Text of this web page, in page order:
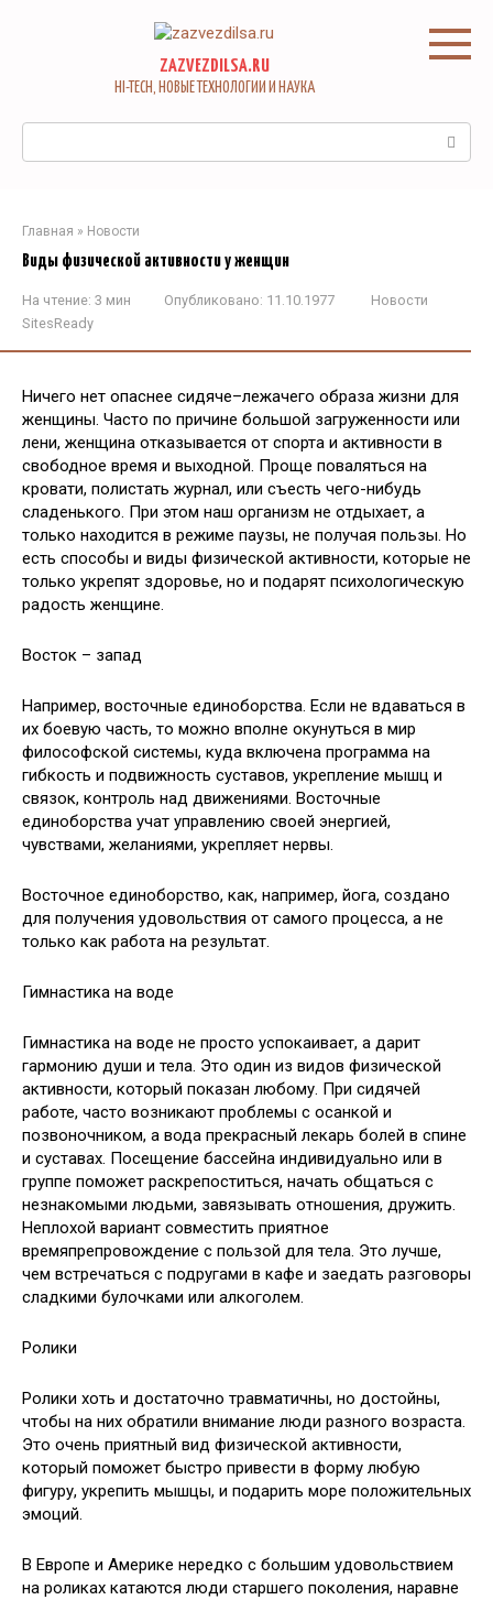
ZAZVEZDILSA.RU
HI-TECH, НОВЫЕ ТЕХНОЛОГИИ И НАУКА
Главная » Новости
Виды физической активности у женщин
На чтение: 3 мин Опубликовано: 11.10.1977
Новости
SitesReady
Ничего нет опаснее сидяче–лежачего образа жизни для
женщины. Часто по причине большой загруженности или
лени, женщина отказывается от спорта и активности в
свободное время и выходной. Проще поваляться на
кровати, полистать журнал, или съесть чего-нибудь
сладенького. При этом наш организм не отдыхает, а
только находится в режиме паузы, не получая пользы. Но
есть способы и виды физической активности, которые не
только укрепят здоровье, но и подарят психологическую
радость женщине.
Восток – запад
Например, восточные единоборства. Если не вдаваться в
их боевую часть, то можно вполне окунуться в мир
философской системы, куда включена программа на
гибкость и подвижность суставов, укрепление мышц и
связок, контроль над движениями. Восточные
единоборства учат управлению своей энергией,
чувствами, желаниями, укрепляет нервы.
Восточное единоборство, как, например, йога, создано
для получения удовольствия от самого процесса, а не
только как работа на результат.
Гимнастика на воде
Гимнастика на воде не просто успокаивает, а дарит
гармонию души и тела. Это один из видов физической
активности, который показан любому. При сидячей
работе, часто возникают проблемы с осанкой и
позвоночником, а вода прекрасный лекарь болей в спине
и суставах. Посещение бассейна индивидуально или в
группе поможет раскрепоститься, начать общаться с
незнакомыми людьми, завязывать отношения, дружить.
Неплохой вариант совместить приятное
времяпрепровождение с пользой для тела. Это лучше,
чем встречаться с подругами в кафе и заедать разговоры
сладкими булочками или алкоголем.
Ролики
Ролики хоть и достаточно травматичны, но достойны,
чтобы на них обратили внимание люди разного возраста.
Это очень приятный вид физической активности,
который поможет быстро привести в форму любую
фигуру, укрепить мышцы, и подарить море положительных
эмоций.
В Европе и Америке нередко с большим удовольствием
на роликах катаются люди старшего поколения, наравне